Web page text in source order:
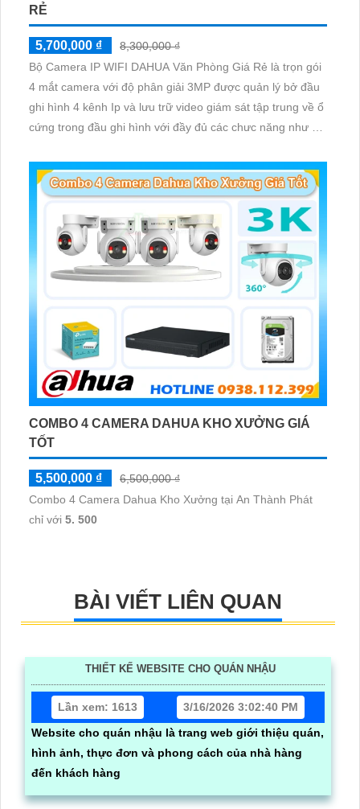
RẺ
5,700,000 ₫
8,300,000 ₫
Bộ Camera IP WIFI DAHUA Văn Phòng Giá Rẻ là trọn gói
4 mắt camera với độ phân giải 3MP được quản lý bở đầu
ghi hình 4 kênh Ip và lưu trữ video giám sát tập trung về ổ
cứng trong đầu ghi hình với đầy đủ các chưc năng như AI
giám sát có màu vào ban đêm
COMBO 4 CAMERA DAHUA KHO XƯỞNG GIÁ
TỐT
5,500,000 ₫
6,500,000 ₫
Combo 4 Camera Dahua Kho Xưởng tại An Thành Phát
chỉ với 5. 500
BÀI VIẾT LIÊN QUAN
THIẾT KẾ WEBSITE CHO QUÁN NHẬU
Lần xem: 1613
3/16/2026 3:02:40 PM
Website cho quán nhậu là trang web giới thiệu quán,
hình ảnh, thực đơn và phong cách của nhà hàng
đến khách hàng